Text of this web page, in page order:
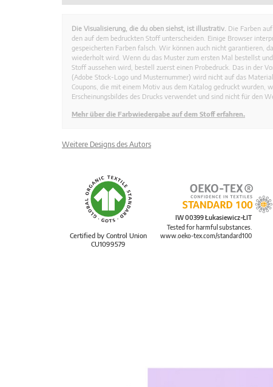
Die Visualisierung, die du oben siehst, ist illustrativ. Die Farben
den auf dem bedruckten Stoff unterscheiden. Einige Browser
gespeicherten Farben falsch. Wir können auch nicht garantieren,
wiederholt wird. Wenn du das Muster zum ersten Mal bestellst
Stoff aussehen wird, bestell zuerst einen Probedruck. Das in der
(Adobe Stock-Logo und Musternummer) wird nicht auf das
Coupons, die mit einem Motiv aus dem Katalog gedruckt wurden,
Erscheinungsbildes des Drucks verwendet und sind nicht für den
Mehr über die Farbwiedergabe auf dem Stoff erfahren.
Weitere Designs des Autors
Certified by Control Union
CU1099579
IW 00399 Łukasiewicz-ŁIT
Tested for harmful substances.
www.oeko-tex.com/standard100